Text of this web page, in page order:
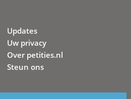
Updates
Uw privacy
Over petities.nl
Steun ons